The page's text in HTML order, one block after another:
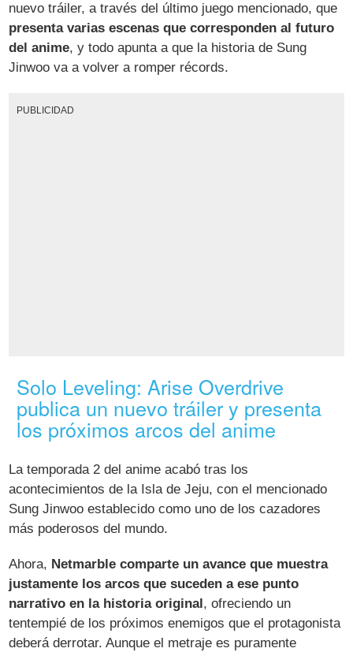
nuevo tráiler, a través del último juego mencionado, que
presenta varias escenas que corresponden al futuro
del anime, y todo apunta a que la historia de Sung
Jinwoo va a volver a romper récords.
PUBLICIDAD
Solo Leveling: Arise Overdrive
publica un nuevo tráiler y presenta
los próximos arcos del anime
La temporada 2 del anime acabó tras los
acontecimientos de la Isla de Jeju, con el mencionado
Sung Jinwoo establecido como uno de los cazadores
más poderosos del mundo.
Ahora, Netmarble comparte un avance que muestra
justamente los arcos que suceden a ese punto
narrativo en la historia original , ofreciendo un
tentempié de los próximos enemigos que el protagonista
deberá derrotar. Aunque el metraje es puramente